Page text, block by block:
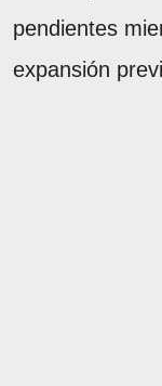
pendientes
expansión